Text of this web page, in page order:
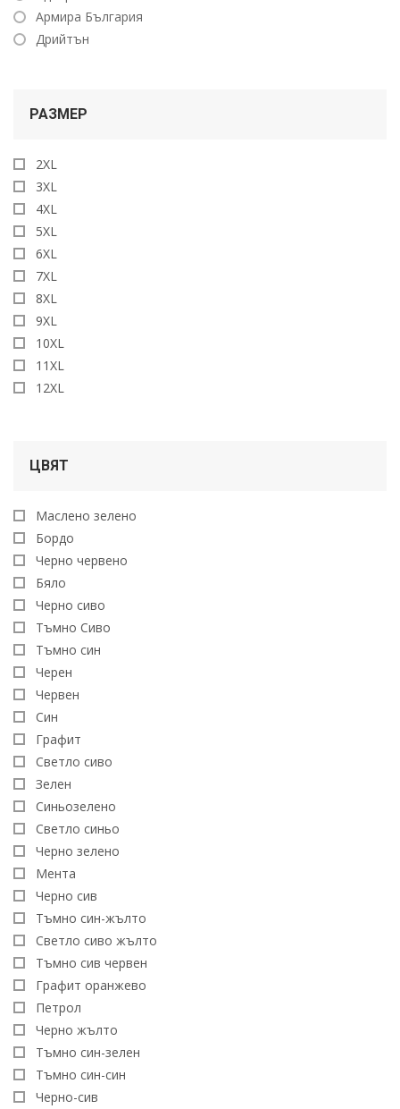
Армира България
Дрийтън
РАЗМЕР
2XL
3XL
4XL
5XL
6XL
7XL
8XL
9XL
10XL
11XL
12XL
ЦВЯТ
Маслено зелено
Бордо
Черно червено
Бяло
Черно сиво
Тъмно Сиво
Тъмно син
Черен
Червен
Син
Графит
Светло сиво
Зелен
Синьозеленo
Светло синьо
Черно зелено
Мента
Черно сив
Тъмно син-жълто
Светло сиво жълто
Тъмно сив червен
Графит оранжево
Петрол
Черно жълто
Тъмно син-зелен
Тъмно син-син
Черно-сив